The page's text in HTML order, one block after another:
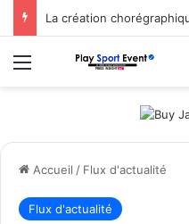
Menu
Accueil / Flux d'actualité
Flux d'actualité